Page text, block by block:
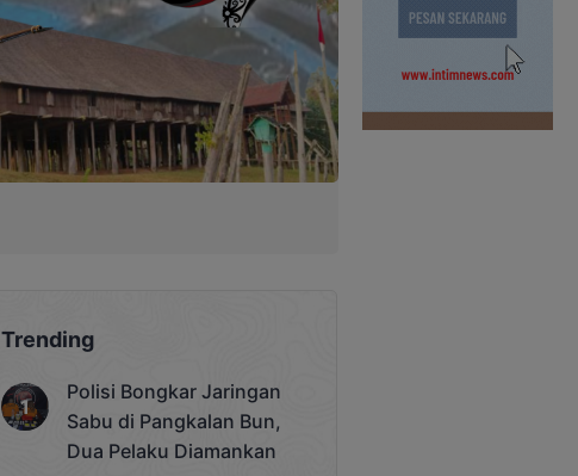
Trending
Polisi Bongkar Jaringan
Sabu di Pangkalan Bun,
Dua Pelaku Diamankan